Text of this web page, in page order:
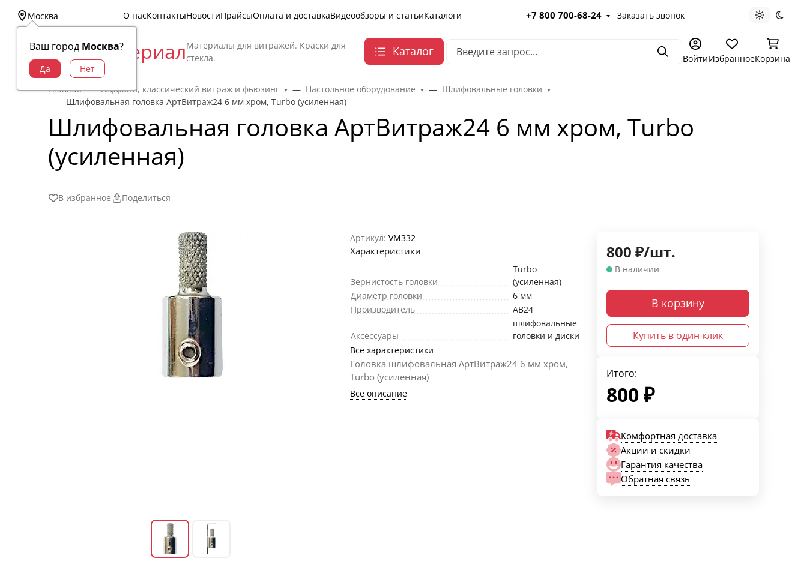
Москва
Ваш город Москва?
О насКонтактыНовостиПрайсыОплата и доставкаВидеообзоры и статьиКаталоги +7 800 700-68-24 Заказать звонок Светлая
Витраж МатериалМатериалы для витражей. Краски для
стекла.
Каталог ПоискВойтиИзбранноеКорзина
Главная Тиффани, классический витраж и фьюзинг Настольное оборудование
Шлифовальные головки
Шлифовальная головка АртВитраж24 6 мм хром, Turbo (усиленная)
Шлифовальная головка АртВитраж24 6 мм хром, Turbo
(усиленная)
В избранное Поделиться
Артикул: VM332
Характеристики
Зернистость головки
Turbo
(усиленная)
Диаметр головки
6 мм
Производитель
АВ24
Аксессуары
шлифовальные
головки и диски
Все характеристики
Головка шлифовальная АртВитраж24 6 мм хром,
Turbo (усиленная)
Все описание
800 ₽/шт.
В наличии
В корзину
Купить в один клик
Итого:
800₽
Комфортная доставка
Акции и скидки
Гарантия качества
Обратная связь